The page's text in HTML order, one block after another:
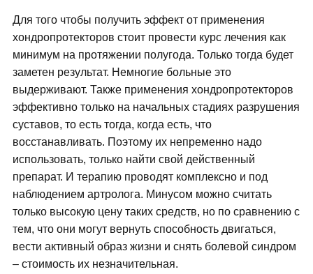
Для того чтобы получить эффект от применения
хондропротекторов стоит провести курс лечения как
минимум на протяжении полугода. Только тогда будет
заметен результат. Немногие больные это
выдерживают. Также применения хондропротекторов
эффективно только на начальных стадиях разрушения
суставов, то есть тогда, когда есть, что
восстанавливать. Поэтому их непременно надо
использовать, только найти свой действенный
препарат. И терапию проводят комплексно и под
наблюдением артролога. Минусом можно считать
только высокую цену таких средств, но по сравнению с
тем, что они могут вернуть способность двигаться,
вести активный образ жизни и снять болевой синдром
– стоимость их незначительная.